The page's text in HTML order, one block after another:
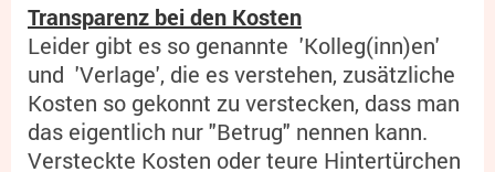
Transparenz bei den Kosten
Leider gibt es so genannte 'Kolleg(inn)en'
und 'Verlage', die es verstehen, zusätzliche
Kosten so gekonnt zu verstecken, dass man
das eigentlich nur "Betrug" nennen kann.
Versteckte Kosten oder teure Hintertürchen